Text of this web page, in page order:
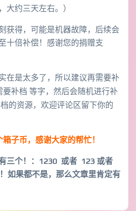
大约三天左右。）
获得，可能是机器故障，后续会
十倍补偿！感谢您的捐赠支
在是太多了，所以建议再需要补
补档 等字，然后会随机进行补
的资源，欢迎评论区留下你的
子币，感谢大家的帮忙！
三个！
：1230 或者 123 或者
如果都不是，那么文章里肯定有